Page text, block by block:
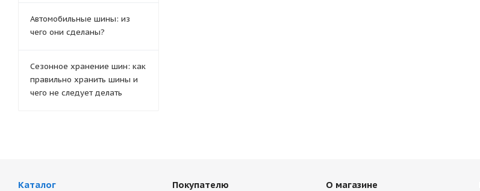
Автомобильные шины: из
чего они сделаны?
Сезонное хранение шин: как
правильно хранить шины и
чего не следует делать
Каталог Покупателю О магазине